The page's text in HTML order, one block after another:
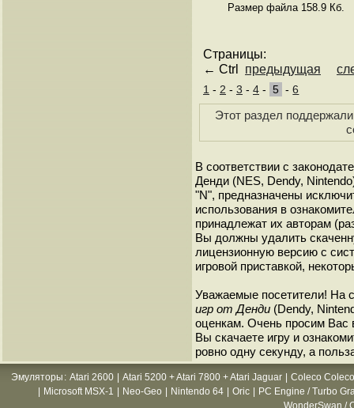
Размер файла 158.9 Кб.
Страницы:
← Ctrl предыдущая
1 - 2 - 3 - 4 - 5 -6
Этот раздел
В соответствии с
Денди (NES, Dendy,
"N", предназначены
использования в
принадлежат их авторам
Вы должны удалить
лицензионную версию с
игровой приставкой,
Уважаемые посетители! На
игр от Денди (Dendy,
оценкам. Очень просим Вас
Вы скачаете игру и
ровно одну секунду, а
Эмуляторы : Atari 2600 Atari 5200 + Atari 7800 + Atari Jaguar
Coleco
Microsoft MSX-1 Neo-Geo Nintendo 64 Oric
PC Engine / Turbo
WonderSwan /